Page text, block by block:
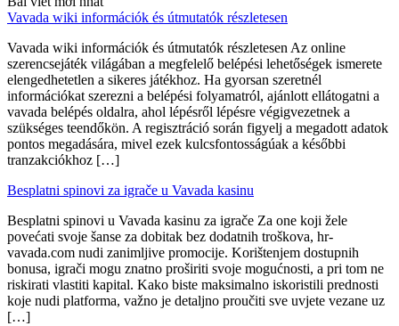
Vavada wiki információk és útmutatók részletesen
Vavada wiki információk és útmutatók részletesen Az online
szerencsejáték világában a megfelelő belépési lehetőségek ismerete
elengedhetetlen a sikeres játékhoz. Ha gyorsan szeretnél
információkat szerezni a belépési folyamatról, ajánlott ellátogatni a
vavada belépés oldalra, ahol lépésről lépésre végigvezetnek a
szükséges teendőkön. A regisztráció során figyelj a megadott adatok
pontos megadására, mivel ezek kulcsfontosságúak a későbbi
tranzakciókhoz […]
Besplatni spinovi za igrače u Vavada kasinu
Besplatni spinovi u Vavada kasinu za igrače Za one koji žele
povećati svoje šanse za dobitak bez dodatnih troškova, hr-
vavada.com nudi zanimljive promocije. Korištenjem dostupnih
bonusa, igrači mogu znatno proširiti svoje mogućnosti, a pri tom ne
riskirati vlastiti kapital. Kako biste maksimalno iskoristili prednosti
koje nudi platforma, važno je detaljno proučiti sve uvjete vezane uz
[…]